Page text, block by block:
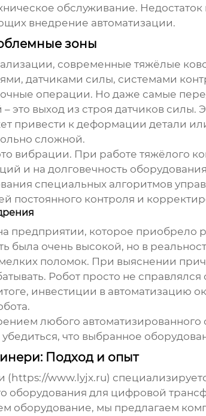
обслуживание.
внедрение автоматизации.
зоны
современные тяжёлые
датчиками силы, системами
операции. Но даже самые
это выход из строя датчиков
привести к деформации детали
сложной.
вибрации. При работе тяжёлого
и на долговечность
специальных алгоритмов
постоянного контроля и
предприятии, которое приобрело
была очень высокой, но в
поломок. При выяснении
Робот просто не
инвестиции в
любого
что выбранное
Подход и опыт
www.lyjx.ru)
оборудования для цифровой
оборудование, мы предлагаем